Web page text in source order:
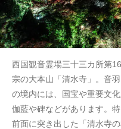
西国観音霊場三十三カ所第
宗の大本山「清水寺」。音
の境内には、国宝や重要文
伽藍や碑などがあります。
前面に突き出した「清水寺